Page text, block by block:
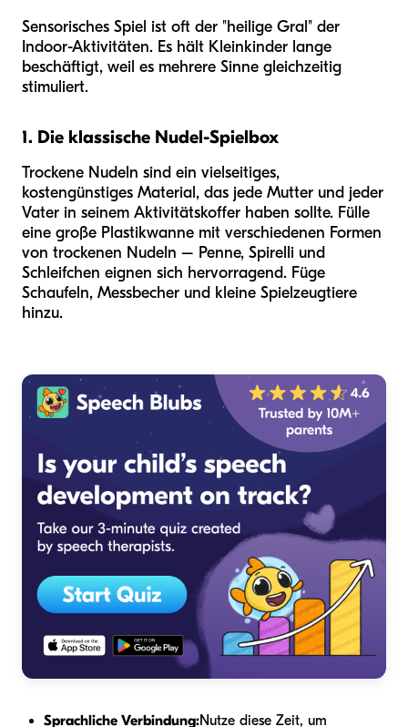
Sensorisches Spiel ist oft der "heilige Gral" der
Indoor-Aktivitäten. Es hält Kleinkinder lange
beschäftigt, weil es mehrere Sinne gleichzeitig
stimuliert.
1. Die klassische Nudel-Spielbox
Trockene Nudeln sind ein vielseitiges,
kostengünstiges Material, das jede Mutter und jeder
Vater in seinem Aktivitätskoffer haben sollte. Fülle
eine große Plastikwanne mit verschiedenen Formen
von trockenen Nudeln – Penne, Spirelli und
Schleifchen eignen sich hervorragend. Füge
Schaufeln, Messbecher und kleine Spielzeugtiere
hinzu.
Sprachliche Verbindung:Nutze diese Zeit, um